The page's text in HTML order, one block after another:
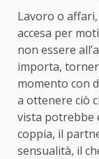
Lavoro o
accesa per
non essere
importa,
momento con
a ottenere ciò
vista potrebbe
coppia, il
sensualità, il